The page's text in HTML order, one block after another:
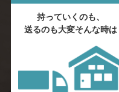
持っていくのも、
送るのも大変そんな時は